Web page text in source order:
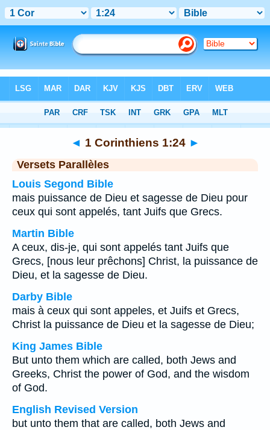
> Chapitre 1 > Verset 24
◄ 1 Corinthiens 1:24 ►
Versets Parallèles
Louis Segond Bible
mais puissance de Dieu et sagesse de Dieu pour
ceux qui sont appelés, tant Juifs que Grecs.
Martin Bible
A ceux, dis-je, qui sont appelés tant Juifs que
Grecs, [nous leur prêchons] Christ, la puissance de
Dieu, et la sagesse de Dieu.
Darby Bible
mais à ceux qui sont appeles, et Juifs et Grecs,
Christ la puissance de Dieu et la sagesse de Dieu;
King James Bible
But unto them which are called, both Jews and
Greeks, Christ the power of God, and the wisdom
of God.
English Revised Version
but unto them that are called, both Jews and